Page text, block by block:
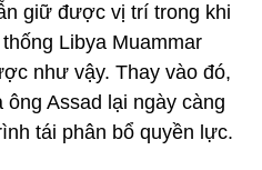
giữ được vị trí trong khi
Libya Muammar
như vậy. Thay vào đó,
Assad lại ngày càng
tái phân bổ quyền lực.